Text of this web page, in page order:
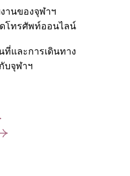
านของจุฬาฯ
โทรศัพท์ออนไลน์
ที่และการเดินทาง
บจุฬาฯ